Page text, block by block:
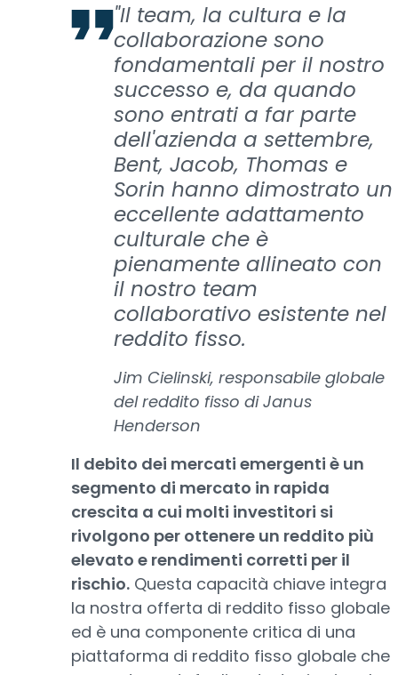
"Il team, la cultura e la
collaborazione sono
fondamentali per il nostro
successo e, da quando
sono entrati a far parte
dell'azienda a settembre,
Bent, Jacob, Thomas e
Sorin hanno dimostrato un
eccellente adattamento
culturale che è
pienamente allineato con
il nostro team
collaborativo esistente nel
reddito fisso.
Jim Cielinski, responsabile globale
del reddito fisso di Janus
Henderson
Il debito dei mercati emergenti è un
segmento di mercato in rapida
crescita a cui molti investitori si
rivolgono per ottenere un reddito più
elevato e rendimenti corretti per il
rischio. Questa capacità chiave integra
la nostra offerta di reddito fisso globale
ed è una componente critica di una
piattaforma di reddito fisso globale che